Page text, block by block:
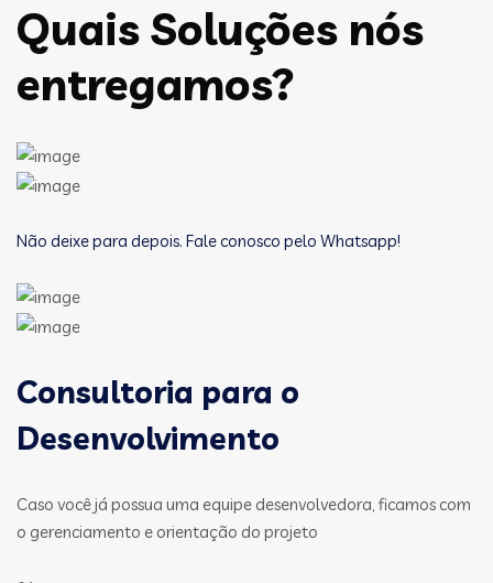
Quais Soluções nós
entregamos?
Não deixe para depois. Fale conosco pelo Whatsapp!
Consultoria para o
Desenvolvimento
Caso você já possua uma equipe desenvolvedora, ficamos com
o gerenciamento e orientação do projeto